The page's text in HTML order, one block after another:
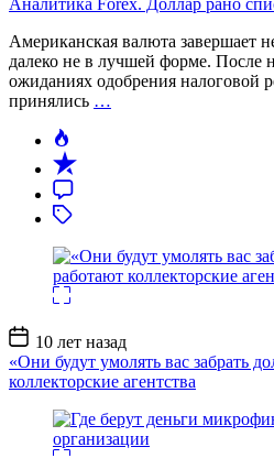
Аналитика Forex. Доллар рано
Американская валюта завершает
далеко не в лучшей форме. После
ожиданиях одобрения налоговой
принялись …
Дата
записи
10 лет назад
«Они будут умолять вас забрать
коллекторские агентства